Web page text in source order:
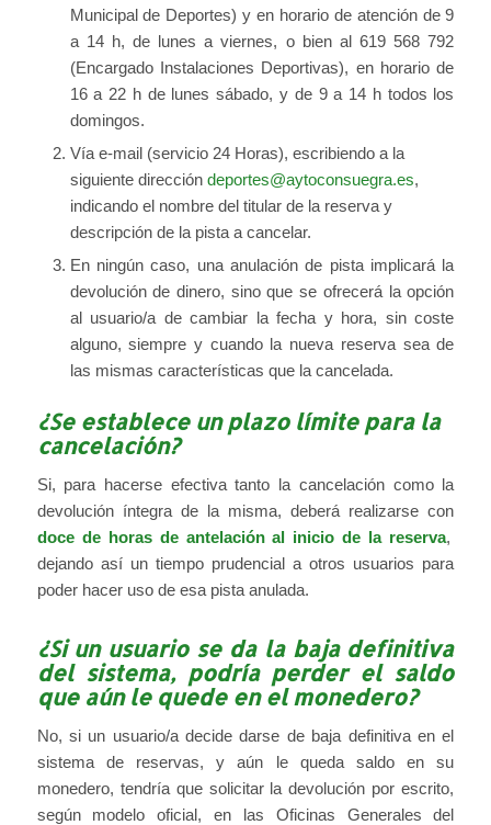
Municipal de Deportes) y en horario de atención de 9
a 14 h, de lunes a viernes, o bien al 619 568 792
(Encargado Instalaciones Deportivas), en horario de
16 a 22 h de lunes sábado, y de 9 a 14 h todos los
domingos.
Vía e-mail (servicio 24 Horas), escribiendo a la
siguiente dirección deportes@aytoconsuegra.es,
indicando el nombre del titular de la reserva y
descripción de la pista a cancelar.
En ningún caso, una anulación de pista implicará la
devolución de dinero, sino que se ofrecerá la opción
al usuario/a de cambiar la fecha y hora, sin coste
alguno, siempre y cuando la nueva reserva sea de
las mismas características que la cancelada.
¿Se establece un plazo límite para la
cancelación?
Si, para hacerse efectiva tanto la cancelación como la
devolución íntegra de la misma, deberá realizarse con
doce de horas de antelación al inicio de la reserva,
dejando así un tiempo prudencial a otros usuarios para
poder hacer uso de esa pista anulada.
¿Si un usuario se da la baja definitiva
del sistema, podría perder el saldo
que aún le quede en el monedero?
No, si un usuario/a decide darse de baja definitiva en el
sistema de reservas, y aún le queda saldo en su
monedero, tendría que solicitar la devolución por escrito,
según modelo oficial, en las Oficinas Generales del